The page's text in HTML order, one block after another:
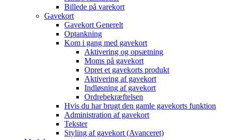
Billede på varekort
Gavekort
Gavekort Generelt
Optankning
Kom i gang med gavekort
Aktivering og opsætning
Moms på gavekort
Opret et gavekorts produkt
Aktivering af gavekort
Indløsning af gavekort
Ordrebekræftelsen
Hvis du har brugt den gamle gavekorts funktion
Administration af gavekort
Tekster
Styling af gavekort (Avanceret)